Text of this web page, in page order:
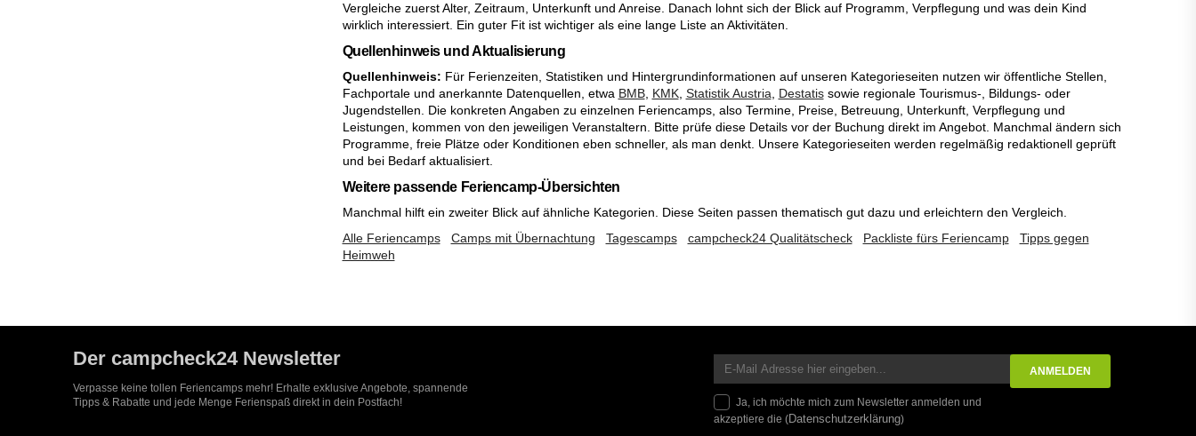
Vergleiche zuerst Alter, Zeitraum, Unterkunft und Anreise. Danach lohnt sich der Blick auf Programm, Verpflegung und was dein Kind
wirklich interessiert. Ein guter Fit ist wichtiger als eine lange Liste an Aktivitäten.
Quellenhinweis und Aktualisierung
Quellenhinweis: Für Ferienzeiten, Statistiken und Hintergrundinformationen auf unseren Kategorieseiten nutzen wir öffentliche Stellen,
Fachportale und anerkannte Datenquellen, etwa BMB, KMK, Statistik Austria, Destatissowie regionale Tourismus-, Bildungs- oder
Jugendstellen. Die konkreten Angaben zu einzelnen Feriencamps, also Termine, Preise, Betreuung, Unterkunft, Verpflegung und
Leistungen, kommen von den jeweiligen Veranstaltern. Bitte prüfe diese Details vor der Buchung direkt im Angebot. Manchmal ändern sich
Programme, freie Plätze oder Konditionen eben schneller, als man denkt. Unsere Kategorieseiten werden regelmäßig redaktionell geprüft
und bei Bedarf aktualisiert.
Weitere passende Feriencamp-Übersichten
Manchmal hilft ein zweiter Blick auf ähnliche Kategorien. Diese Seiten passen thematisch gut dazu und erleichtern den Vergleich.
Alle Feriencamps
Camps mit Übernachtung Tagescamps campcheck24 Qualitätscheck Packliste fürs Feriencamp
Tipps gegen
Heimweh
Der campcheck24 Newsletter
Verpasse keine tollen Feriencamps mehr! Erhalte exklusive Angebote, spannende
Tipps & Rabatte und jede Menge Ferienspaß direkt in dein Postfach!
Ja, ich möchte mich zum Newsletter anmelden und
akzeptiere die (Datenschutzerklärung)